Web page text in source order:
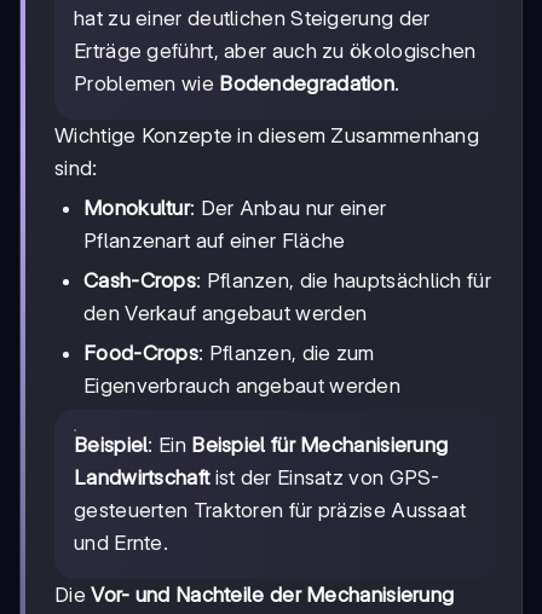
hat zu einer deutlichen Steigerung der
Erträge geführt, aber auch zu ökologischen
Problemen wie Bodendegradation.
Wichtige Konzepte in diesem Zusammenhang
sind:
Monokultur: Der Anbau nur einer
Pflanzenart auf einer Fläche
Cash-Crops: Pflanzen, die hauptsächlich für
den Verkauf angebaut werden
Food-Crops: Pflanzen, die zum
Eigenverbrauch angebaut werden
Beispiel: Ein Beispiel für Mechanisierung
Landwirtschaftist der Einsatz von GPS-
gesteuerten Traktoren für präzise Aussaat
und Ernte.
DieVor- und Nachteile der Mechanisierung